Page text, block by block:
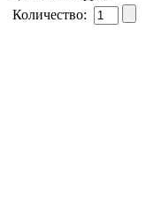
Количество: